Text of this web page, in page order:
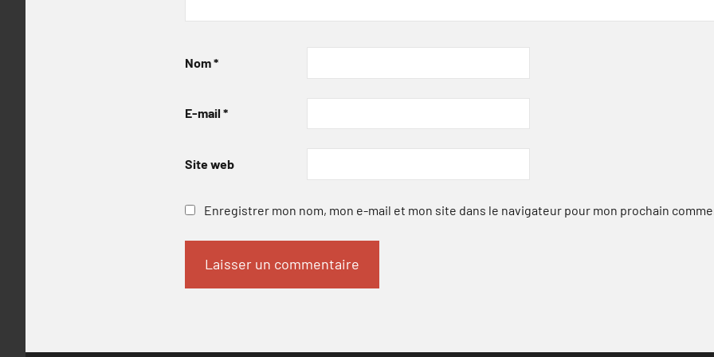
Nom*
E-mail *
Site web
Enregistrer mon nom, mon e-mail et mon site dans le navigateur pour mon prochain